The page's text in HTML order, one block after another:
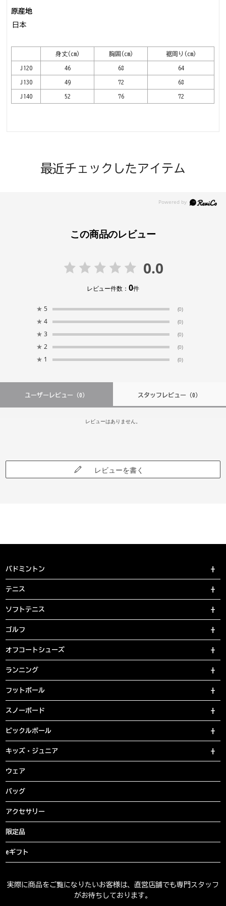
原産地
日本
身丈(cm) 胸囲(cm) 裾周り(cm)
J120 46 68 64
J130 49 72 68
J140 52 76 72
最近チェックしたアイテム
この商品のレビュー
0.0
レビュー件数：0件
★ 5 (0)
★ 4 (0)
★ 3 (0)
★ 2 (0)
★ 1 (0)
ユーザーレビュー （0） スタッフレビュー（0）
レビューはありません。
レビューを書く
バドミントン
テニス
ソフトテニス
ゴルフ
オフコートシューズ
ランニング
フットボール
スノーボード
ピックルボール
キッズ・ジュニア
ウェア
バッグ
アクセサリー
限定品
eギフト
実際に商品をご覧になりたいお客様は、直営店舗でも専門スタッフ
がお待ちしております。